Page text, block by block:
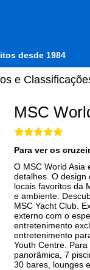
desde 1984
e
MSC
Para ver os
O MSC World Asia
detalhes. O design
locais favoritos da
e ambiente.
MSC Yacht Club.
externo com o
entretenimento
entretenimento
Youth Centre.
panorâmica, 7
30 bares, lounges